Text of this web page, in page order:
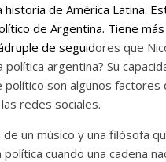
de América Latina.
de Argentina. Tiene
de seguidores que
argentina? Su
son algunos factores
redes sociales.
un músico y una filósofa
cuando una cadena